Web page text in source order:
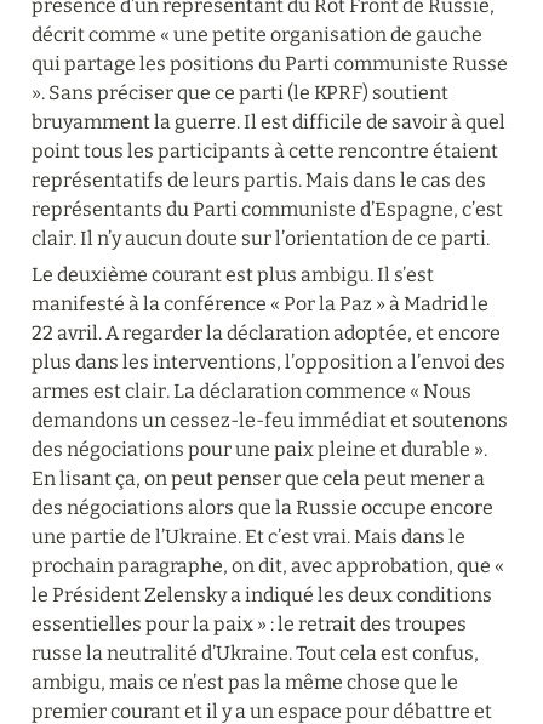
présence d’un représentant du Rot Front de Russie,
décrit comme « une petite organisation de gauche
qui partage les positions du Parti communiste Russe
». Sans préciser que ce parti (le KPRF) soutient
bruyamment la guerre. Il est difficile de savoir à quel
point tous les participants à cette rencontre étaient
représentatifs de leurs partis. Mais dans le cas des
représentants du Parti communiste d’Espagne, c’est
clair. Il n’y aucun doute sur l’orientation de ce parti.
Le deuxième courant est plus ambigu. Il s’est
manifesté à la conférence « Por la Paz » à Madrid le
22 avril. A regarder la déclaration adoptée, et encore
plus dans les interventions, l’opposition a l’envoi des
armes est clair. La déclaration commence « Nous
demandons un cessez-le-feu immédiat et soutenons
des négociations pour une paix pleine et durable ».
En lisant ça, on peut penser que cela peut mener a
des négociations alors que la Russie occupe encore
une partie de l’Ukraine. Et c’est vrai. Mais dans le
prochain paragraphe, on dit, avec approbation, que «
le Président Zelensky a indiqué les deux conditions
essentielles pour la paix » : le retrait des troupes
russe la neutralité d’Ukraine. Tout cela est confus,
ambigu, mais ce n’est pas la même chose que le
premier courant et il y a un espace pour débattre et